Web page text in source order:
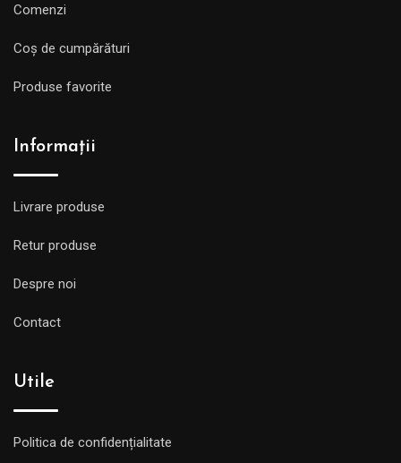
Comenzi
Coș de cumpărături
Produse favorite
Informații
Livrare produse
Retur produse
Despre noi
Contact
Utile
Politica de confidențialitate